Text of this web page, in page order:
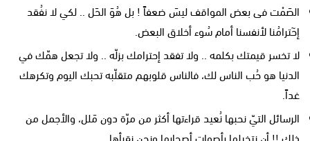
الصَمْت فى بعض المواقف ليسَ ضعفاً ! بل هُوَ الحَل .. لكي لا نفُقد
إحٓترامُنا لأنفسنا أمام سُوء أخلاق البعض.
لا تخسر قيمتك بكلمه .. ولا تفقد إحترامك بزلّه .. ولا تجعل همّك في
الدنيا هو حُب الناس لك، فالناس قلوبهم متقلّبه تحبك اليوم وتكرهك
غداً.
الرسائل التيّ نحبها نُعيد قراءتها أكثر من مرّة دون مَلل، والأجمل من